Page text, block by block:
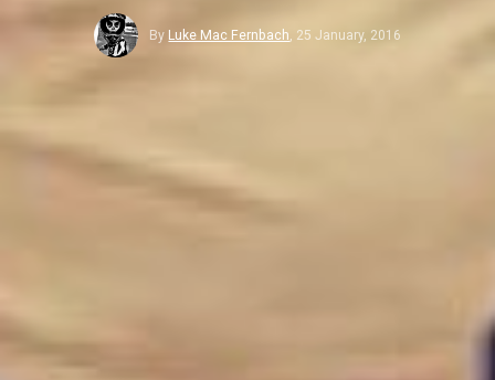
By Luke Mac Fernbach 25 January, 2016